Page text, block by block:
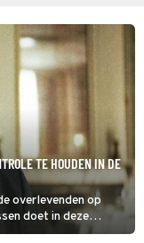
TE HOUDEN IN DE
overlevenden op
doet in deze
er alles aan om